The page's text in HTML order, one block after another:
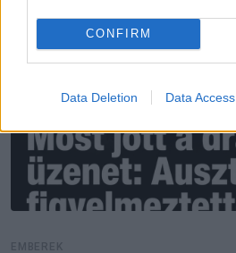
CONFIRM
Data Deletion Data Access